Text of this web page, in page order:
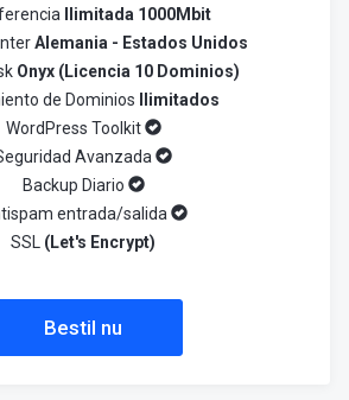
Ilimitada 1000Mbit
Alemania - Estados Unidos
Onyx (Licencia 10 Dominios)
de Dominios Ilimitados
WordPress Toolkit
Avanzada
Backup Diario
entrada/salida
SSL (Let's Encrypt)
Bestil nu